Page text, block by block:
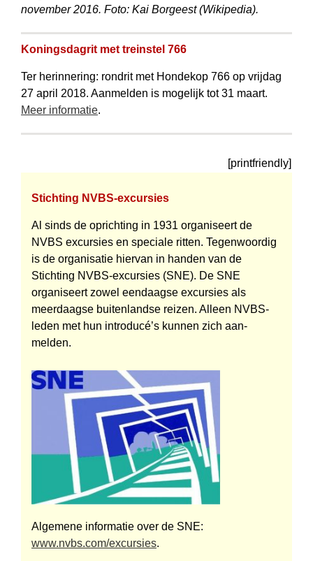
november 2016. Foto: Kai Borgeest (Wikipedia).
Koningsdagrit met treinstel 766
Ter herinnering: rondrit met Hondekop 766 op vrijdag
27 april 2018. Aanmelden is mogelijk tot 31 maart.
Meer informatie.
[printfriendly]
Stichting NVBS-excursies
Al sinds de oprichting in 1931 organiseert de
NVBS excursies en speciale ritten. Tegenwoordig
is de organisatie hiervan in handen van de
Stichting NVBS-excursies (SNE). De SNE
organiseert zowel eendaagse excursies als
meerdaagse buiten­landse reizen. Alleen NVBS-
leden met hun introducé’s kunnen zich aan­
melden.
Algemene informatie over de SNE:
www.nvbs.com/excursies.